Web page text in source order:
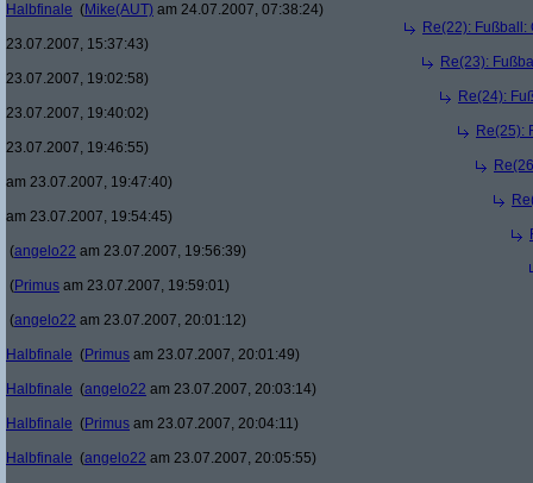
Halbfinale (Mike(AUT) am 24.07.2007, 07:38:24)
Re(22): Fußball:
23.07.2007, 15:37:43)
Re(23):
23.07.2007, 19:02:58)
Re(24):
23.07.2007, 19:40:02)
Re(25):
23.07.2007, 19:46:55)
am 23.07.2007, 19:47:40)
am 23.07.2007, 19:54:45)
(angelo22 am 23.07.2007, 19:56:39)
(Primus am 23.07.2007, 19:59:01)
(angelo22 am 23.07.2007, 20:01:12)
Halbfinale (Primus am 23.07.2007, 20:01:49)
Halbfinale (angelo22 am 23.07.2007, 20:03:14)
Halbfinale (Primus am 23.07.2007, 20:04:11)
Halbfinale (angelo22 am 23.07.2007, 20:05:55)